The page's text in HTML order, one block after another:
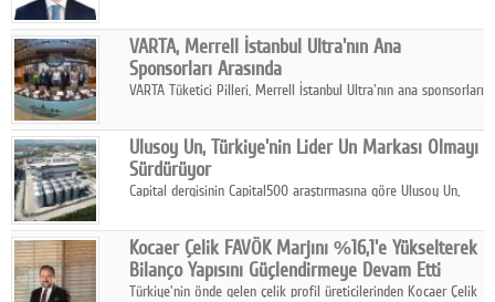
yılının ilk yarısında güçlü finansal performansını korudu.
VARTA, Merrell İstanbul Ultra'nın Ana
Sponsorları Arasında
VARTA Tüketici Pilleri, Merrell İstanbul Ultra'nın ana sponsorları
enerjisine güç katıyor.
Ulusoy Un, Türkiye'nin Lider Un Markası Olmayı
Sürdürüyor
Capital dergisinin Capital500 araştırmasına göre Ulusoy Un,
hasılatıyla Türkiye'nin en büyük 83. firması oldu.
Kocaer Çelik FAVÖK Marjını %16,1'e Yükselterek
Bilanço Yapısını Güçlendirmeye Devam Etti
Türkiye'nin önde gelen çelik profil üreticilerinden Kocaer Çelik